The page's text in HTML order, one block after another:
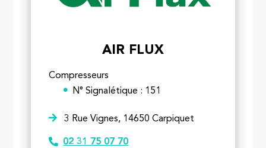
AIR FLUX
Compresseurs
N° Signalétique : 151
3 Rue Vignes, 14650 Carpiquet
02 31 75 07 70